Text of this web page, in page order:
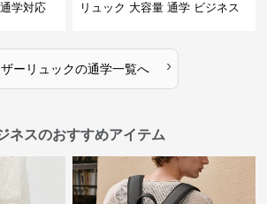
学対応
リュック 大容量 通学 ビジネス
ーリュックの通学一覧へ ›
ネスのおすすめアイテム